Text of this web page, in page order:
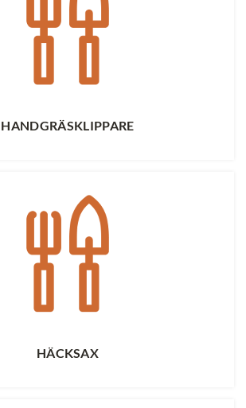
HANDGRÄSKLIPPARE
HÄCKSAX